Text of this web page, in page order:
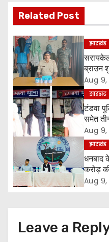
s
t
n
a
v
i
g
a
t
o
Related Post
झारखंड
ब्राउन
*चारों
Aug
झारखंड
टंडवा
समेत
Aug
झारखंड
धनबाद
करोड़
Aug
Leave a